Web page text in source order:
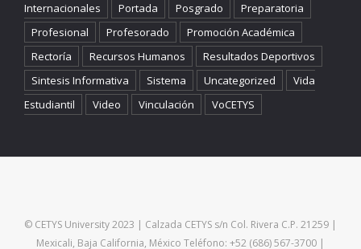
Internacionales
Portada Posgrado
Preparatoria
Profesional
Profesorado
Promoción Académica
Rectoría
Recursos Humanos
Resultados Deportivos
Sintesis Informativa
Sistema Uncategorized
Vida
Estudiantil
Video Vinculación VoCETYS
© CETYS University 2023 | Calzada CETYS s/n Col. Rivera C.P. 21259 |
Mexicali, Baja California, México Teléfono: +52 (686) 567-3700 |